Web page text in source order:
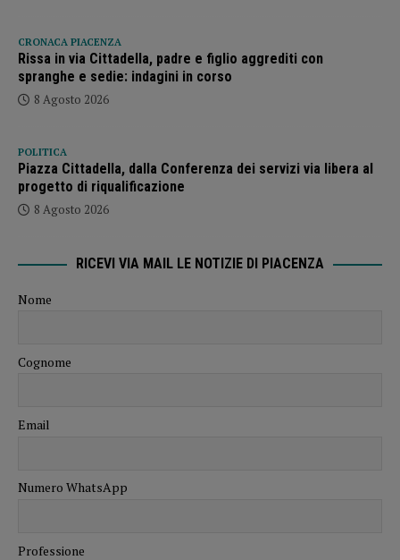
CRONACA PIACENZA
Rissa in via Cittadella, padre e figlio aggrediti con
spranghe e sedie: indagini in corso
8 Agosto 2026
POLITICA
Piazza Cittadella, dalla Conferenza dei servizi via libera al
progetto di riqualificazione
8 Agosto 2026
RICEVI VIA MAIL LE NOTIZIE DI PIACENZA
Nome
Cognome
Email
Numero WhatsApp
Professione